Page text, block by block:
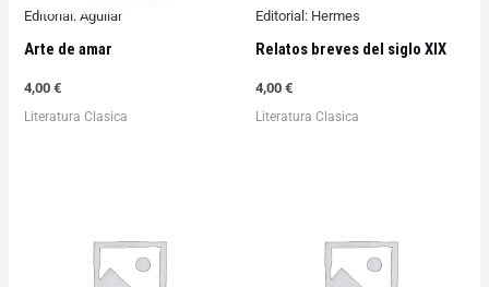
Editorial: Aguilar
Arte de amar
4,00€
Literatura Clasica
Editorial: Hermes
Relatos breves del siglo XIX
4,00 €
Literatura Clasica